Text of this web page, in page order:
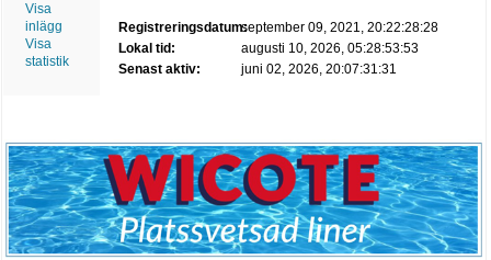
Visa
inlägg
Visa
statistik
Registreringsdatum:september 09, 2021, 20:22:28:28
Lokal tid:
augusti 10, 2026, 05:28:53:53
Senast aktiv:
juni 02, 2026, 20:07:31:31